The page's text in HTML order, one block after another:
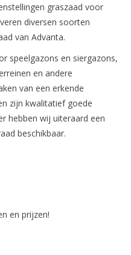
graszaad voor
diversen soorten
van Advanta.
speelgazons en siergazons,
en andere
van een erkende
zijn kwalitatief goede
hebben wij uiteraard een
beschikbaar.
en prijzen!